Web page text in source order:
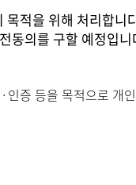
목적을 위해 처리합니
동의를 구할 예정입니
증 등을 목적으로 개